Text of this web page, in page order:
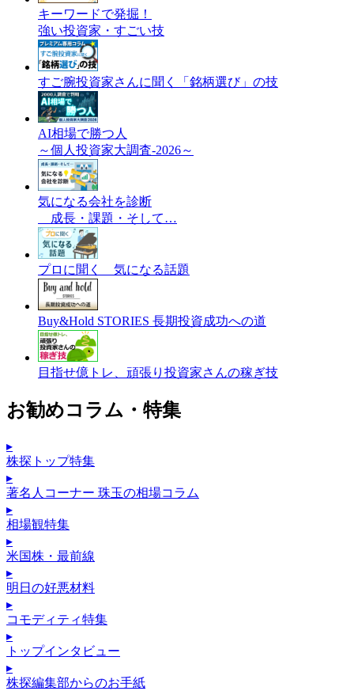
キーワードで発掘！
強い投資家・すごい技
すご腕投資家さんに聞く「銘柄選び」の技
AI相場で勝つ人
～個人投資家大調査-2026～
気になる会社を診断
成長・課題・そして…
プロに聞く 気になる話題
Buy&Hold STORIES 長期投資成功への道
目指せ億トレ、頑張り投資家さんの稼ぎ技
お勧めコラム・特集
▸
株探トップ特集
▸
著名人コーナー 珠玉の相場コラム
▸
相場観特集
▸
米国株・最前線
▸
明日の好悪材料
▸
コモディティ特集
▸
トップインタビュー
▸
株探編集部からのお手紙